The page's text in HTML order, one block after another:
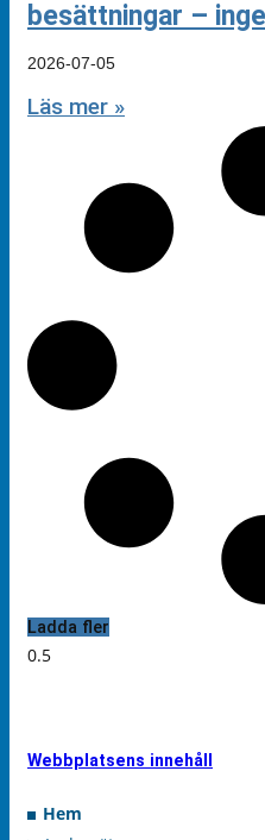
besättningar –
2026-07-05
Läs mer »
Ladda fler
Webbplatsens innehåll
Hem